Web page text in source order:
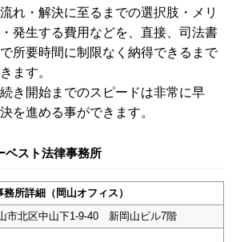
れ・解決に至るまでの選択肢・メリ
発生する費用などを、直接、司法書
所要時間に制限なく納得できるまで
ます。
き開始までのスピードは非常に早
を進める事ができます。
ベスト法律事務所
務所詳細（岡山オフィス）
市北区中山下1-9-40 新岡山ビル7階